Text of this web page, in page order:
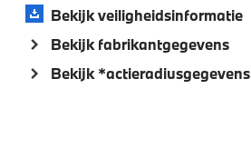
Bekijk veiligheidsinformatie
Bekijk fabrikantgegevens
Bekijk *actieradiusgegevens